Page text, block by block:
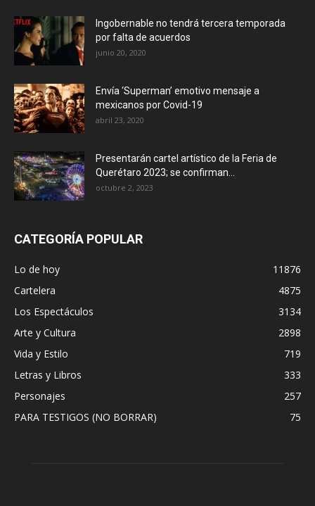
Ingobernable no tendrá tercera temporada
por falta de acuerdos
junio 20, 2020
Envía ‘Superman’ emotivo mensaje a
mexicanos por Covid-19
abril 23, 2020
Presentarán cartel artístico de la Feria de
Querétaro 2023; se confirman...
octubre 2, 2023
CATEGORÍA POPULAR
Lo de hoy
11876
Cartelera
4875
Los Espectáculos
3134
Arte y Cultura
2898
Vida y Estilo
719
Letras y Libros
333
Personajes
257
PARA TESTIGOS (NO BORRAR)
75